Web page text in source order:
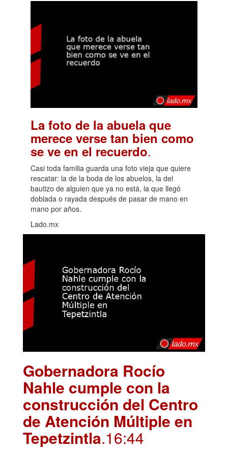
La foto de la abuela que
merece verse tan bien como
se ve en el recuerdo.
Casi toda familia guarda una foto vieja que quiere
rescatar: la de la boda de los abuelos, la del
bautizo de alguien que ya no está, la que llegó
doblada o rayada después de pasar de mano en
mano por años.
Lado.mx
Gobernadora Rocío
Nahle cumple con la
construcción del Centro
de Atención Múltiple en
Tepetzintla.16:44